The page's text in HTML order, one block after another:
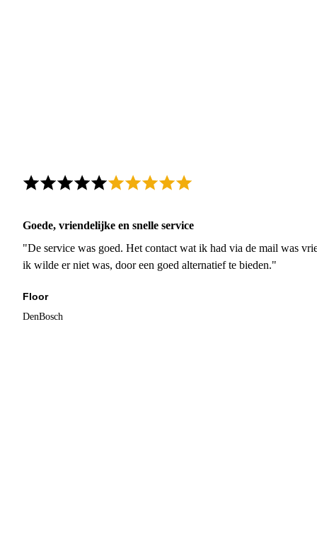
Goede, vriendelijke en snelle service
"De service was goed. Het contact wat ik had via de mail was
ik wilde er niet was, door een goed alternatief te bieden."
Floor
DenBosch